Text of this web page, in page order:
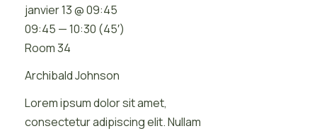
Lorem ipsum dolor sit amet,
consectetur adipiscing elit. Nullam
janvier 13 @ 09:45
09:45 — 10:30 (45′)
Room 34
Archibald Johnson